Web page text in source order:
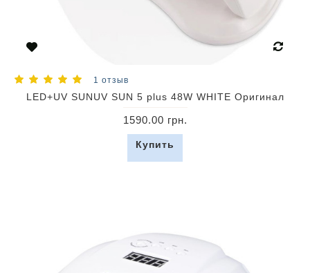
1 отзыв
LED+UV SUNUV SUN 5 plus 48W WHITE Оригинал
1590.00 грн.
Купить